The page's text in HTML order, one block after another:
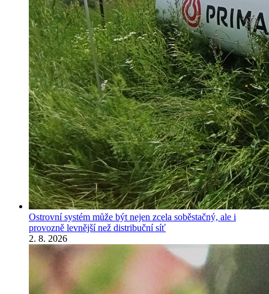
Ostrovní systém může být nejen zcela soběstačný, ale i
provozně levnější než distribuční síť
2. 8. 2026